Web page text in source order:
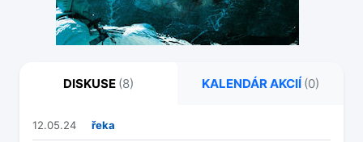
DISKUSE (8) KALENDÁR AKCIÍ (0)
12.05.24 řeka